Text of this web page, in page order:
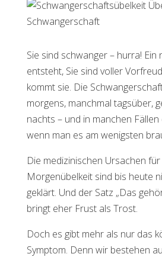
Sie sind schwanger – hurra! Ein
entsteht, Sie sind voller
kommt sie. Die
morgens, manchmal tagsüber,
nachts – und in manchen
wenn man es am wenigsten
Die medizinischen Ursachen
Morgenübelkeit sind bis heute
geklärt. Und der Satz „Das
bringt eher Frust als Trost.
Doch es gibt mehr als nur das
Symptom. Denn wir bestehen